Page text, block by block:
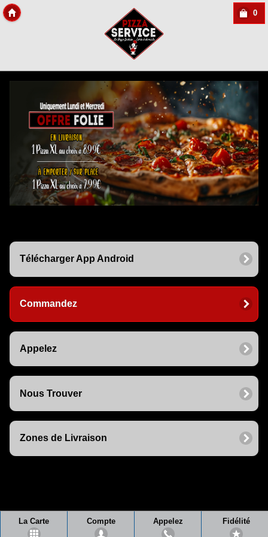
0
Télécharger App Android
Commandez
Appelez
Nous Trouver
Zones de Livraison
La Carte Compte Appelez Fidélité
Copyright Des-click